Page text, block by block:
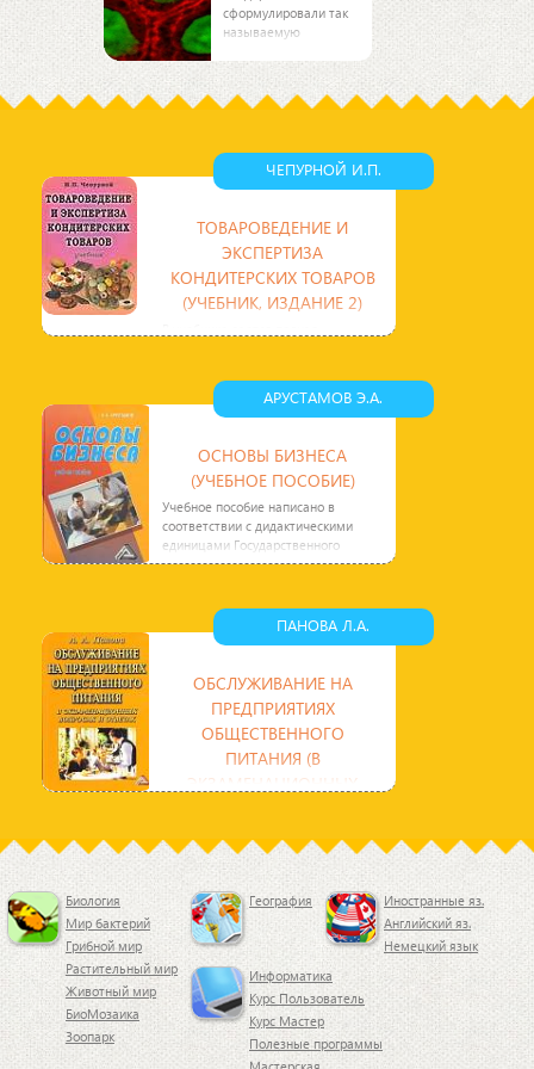
сформулировали так
называемую
Эта теория является
общепризнанных
утверждающих
ЧЕПУРНОЙ И.П.
ТОВАРОВЕДЕНИЕ И
ЭКСПЕРТИЗА
КОНДИТЕРСКИХ ТОВАРОВ
(УЧЕБНИК, ИЗДАНИЕ 2)
товаров, описываются факторы,
АРУСТАМОВ Э.А.
ОСНОВЫ БИЗНЕСА
(УЧЕБНОЕ ПОСОБИЕ)
Учебное пособие написано в
соответствии с дидактическими
единицами Государственного
образовательного стандарта
ПАНОВА Л.А.
ОБСЛУЖИВАНИЕ НА
ПРЕДПРИЯТИЯХ
ОБЩЕСТВЕННОГО
ПИТАНИЯ (В
ЭКЗАМЕНАЦИОННЫХ
В учебном пособии изложены
основные вопросы по организации
обслуживания в соответствии с
государственными требованиями
Биология
Мир бактерий
Грибной мир
Растительный мир
Животный мир
БиоМозаика
Зоопарк
География
Иностранные яз.
Английский яз.
Немецкий язык
Информатика
Курс Пользователь
Курс Мастер
Полезные программы
Мастерская